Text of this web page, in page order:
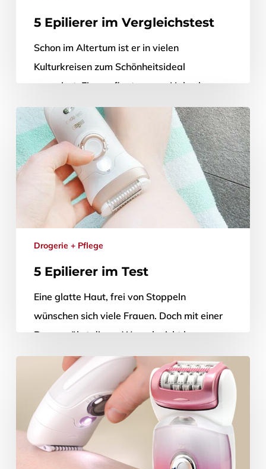
5 Epilierer im Vergleichstest
Schon im Altertum ist er in vielen
Kulturkreisen zum Schönheitsideal
avanciert: Ein gepflegter, vom Hals ab
haarloser Körper. Mittlerweile weiß man,
dass sich die Menschen…
28. Mai 2020
Drogerie + Pflege
5 Epilierer im Test
Eine glatte Haut, frei von Stoppeln
wünschen sich viele Frauen. Doch mit einer
Rasur währt dieser Wunsch nicht lange;
denn das Haar wird nur knapp…
29. Juni 2017